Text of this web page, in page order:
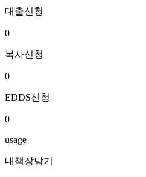
대출신청
0
복사신청
0
EDDS신청
0
usage
내책장담기